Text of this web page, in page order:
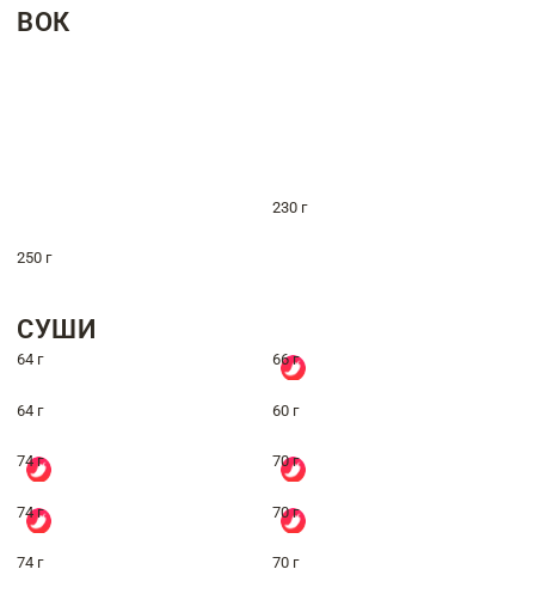
ВОК
230 г
250 г
СУШИ
64 г 66 г
64 г 60 г
74 г 70 г
74 г 70 г
74 г 70 г